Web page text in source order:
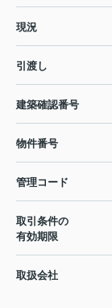
現況
引渡し
建築確認番号
物件番号
管理コード
取引条件の
有効期限
取扱会社